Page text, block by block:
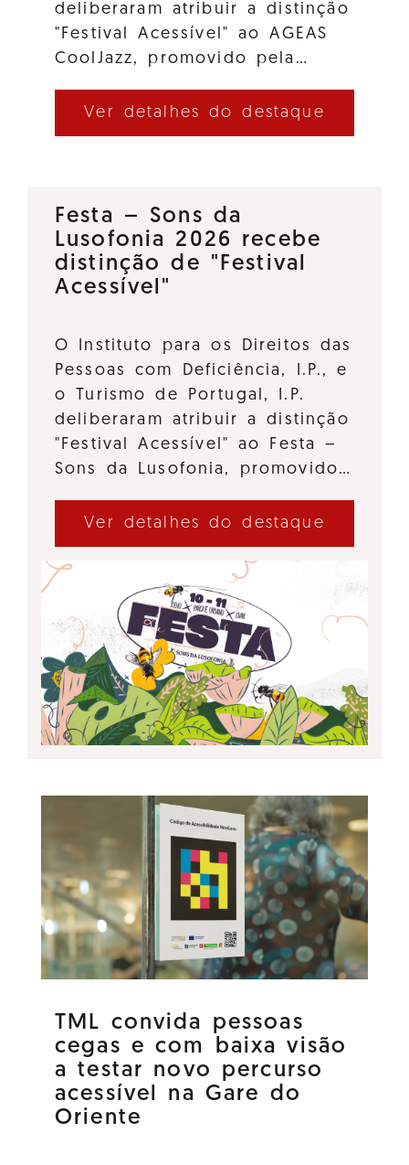
deliberaram atribuir a distinção
"Festival Acessível" ao AGEAS
CoolJazz, promovido pela…
Ver detalhes do destaque
Festa – Sons da
Lusofonia 2026 recebe
distinção de "Festival
Acessível"
O Instituto para os Direitos das
Pessoas com Deficiência, I.P., e
o Turismo de Portugal, I.P.
deliberaram atribuir a distinção
"Festival Acessível" ao Festa –
Sons da Lusofonia, promovido…
Ver detalhes do destaque
TML convida pessoas
cegas e com baixa visão
a testar novo percurso
acessível na Gare do
Oriente